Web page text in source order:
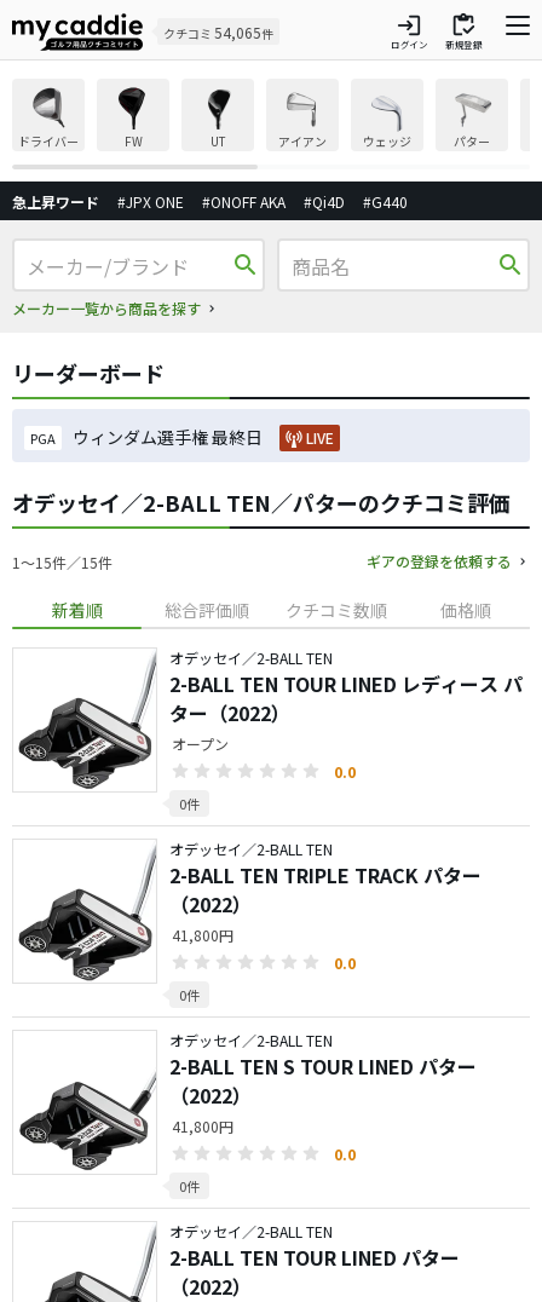
クチコミ 54,065件 login
ログイン
inventory
新規登録
ドライバー FW UT アイアン ウェッジ パター
急上昇ワード #JPX ONE #ONOFF AKA #Qi4D #G440
search
メーカー一覧から商品を探す
search
リーダーボード
PGA ウィンダム選手権 最終日 LIVE
オデッセイ／2-BALL TEN／パターのクチコミ評価
1〜15件／15件 ギアの登録を依頼する
新着順 総合評価順 クチコミ数順 価格順
オデッセイ／2-BALL TEN
2-BALL TEN TOUR LINED レディース パ
ター（2022）
オープン
0.0
0件
オデッセイ／2-BALL TEN
2-BALL TEN TRIPLE TRACK パター
（2022）
41,800円
0.0
0件
オデッセイ／2-BALL TEN
2-BALL TEN S TOUR LINED パター
（2022）
41,800円
0.0
0件
オデッセイ／2-BALL TEN
2-BALL TEN TOUR LINED パター
（2022）